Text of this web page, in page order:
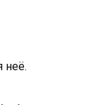
неё.